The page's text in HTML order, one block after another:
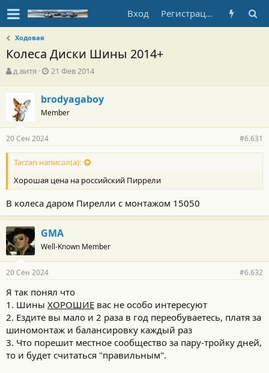
Вход Регистрация
Ходовая
Колеса Диски Шины 2014+
А
о
р
т
е
м
ы
д.витя
Д
а
н
а
л
а
21 Фев 2014
brodyagaboy
Member
20 Сен 2024 #6.631
Tarzan написал(а):
Хорошая цена на российский Пиррели
В колеса даром Пирелли с монтажом 15050
GMA
Well-Known Member
20 Сен 2024 #6.632
Я так понял что
1. Шины ХОРОШИЕ вас не особо интересуют
2. Ездите вы мало и 2 раза в год переобуваетесь, платя за
шиномонтаж и балансировку каждый раз
3. Что порешит местное сообщество за пару-тройку дней,
то и будет считаться "правильным".